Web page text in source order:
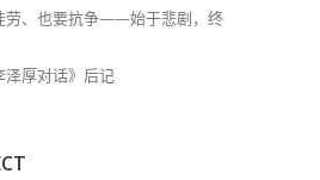
劳、也要抗争——始于悲剧，终
泽厚对话》后记